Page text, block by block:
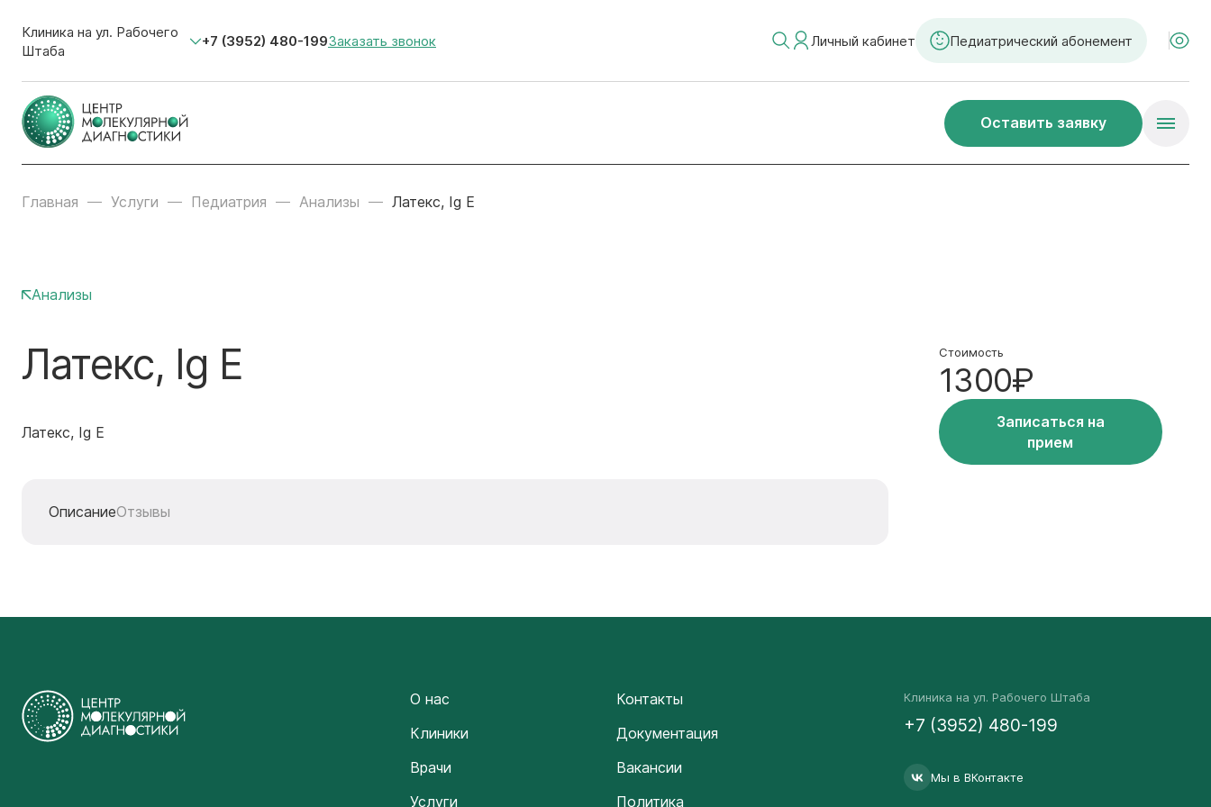
Клиника на ул. Рабочего
Штаба
+7 (3952) 480-199Заказать звонок Личный кабинет Педиатрический абонемент
Оставить заявку
Главная Услуги Педиатрия Анализы Латекс, Ig E
Анализы
Латекс, Ig E
Латекс, Ig E
ОписаниеОтзывы
Стоимость
1300₽
Записаться на
прием
О нас
Клиники
Врачи
Услуги
Контакты
Документация
Вакансии
Политика
Клиника на ул. Рабочего Штаба
+7 (3952) 480-199
Мы в ВКонтакте